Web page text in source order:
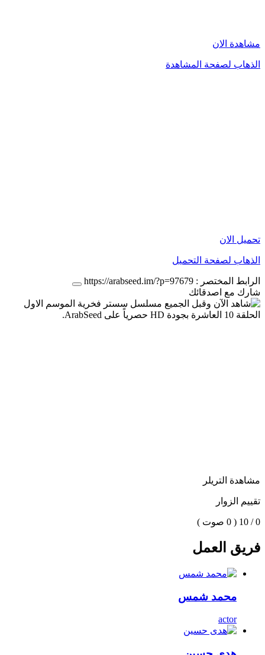
مشاهدة الان
الذهاب لصفحة المشاهدة
تحميل الان
الذهاب لصفحة التحميل
الرابط المختصر : https://arabseed.im/?p=97679
شارك مع اصدقائك
مشاهدة التريلر
تقييم الزوار
0 / 10 ( 0 صوت )
فريق العمل
محمد شمس
actor